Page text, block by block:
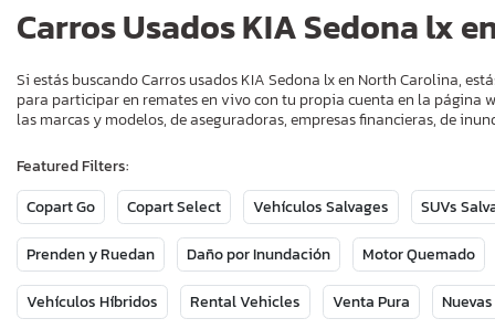
Carros Usados KIA Sedona lx
Si estás buscando Carros usados KIA Sedona lx en North Carolina,
para participar en remates en vivo con tu propia cuenta en la página
las marcas y modelos, de aseguradoras, empresas financieras, de
Featured Filters:
Copart Go
Copart Select Vehículos Salvages SUVs
Prenden y Ruedan Daño por Inundación Motor Quemado
Vehículos Híbridos Rental Vehicles Venta Pura